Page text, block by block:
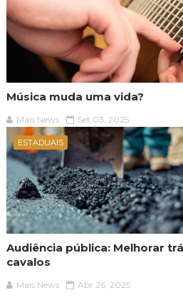
Música muda uma vida?
Mais News Set 03, 2025
ESTADUAIS
Audiência pública: Melhorar
cavalos
Mais News Abr 26, 2025